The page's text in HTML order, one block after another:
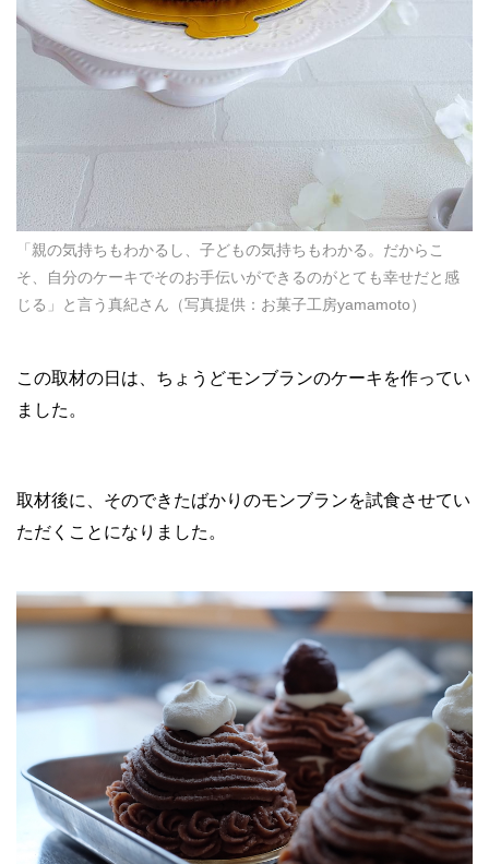
「親の気持ちもわかるし、子どもの気持ちもわかる。だからこ
そ、自分のケーキでそのお手伝いができるのがとても幸せだと感
じる」と言う真紀さん（写真提供：お菓子工房yamamoto）
この取材の日は、ちょうどモンブランのケーキを作ってい
ました。
取材後に、そのできたばかりのモンブランを試食させてい
ただくことになりました。